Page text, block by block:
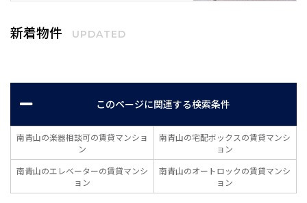
新着物件 UPDATED
このページに関連する検索条件
南青山の楽器相談可の賃貸マンショ
ン
南青山の宅配ボックスの賃貸マンシ
ョン
南青山のエレベーターの賃貸マンシ
ョン
南青山のオートロックの賃貸マンシ
ョン